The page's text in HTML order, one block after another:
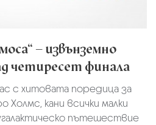
– извънземно
четиресет финала
с хитовата поредица за
кани всички малки
пътешествие